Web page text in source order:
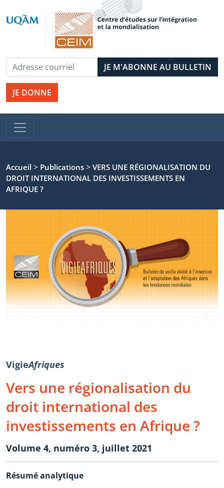
JE DONNE
Accueil > Publications > VERS UNE RÉGIONALISATION DU
DROIT INTERNATIONAL DES INVESTISSEMENTS EN
AFRIQUE ?
VigieAfriques
Vers une régionalisation du
droit international des
investissements en Afrique ?
Volume 4, numéro 3, juillet 2021
Résumé analytique